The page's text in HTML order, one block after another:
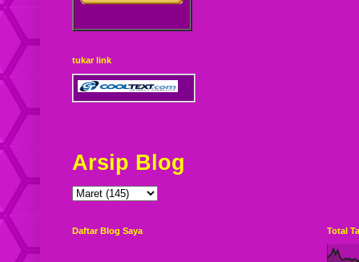
tukar link
Arsip Blog
Daftar Blog Saya Total